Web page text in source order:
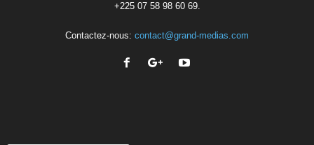
+225 07 58 98 60 69.
Contactez-nous: contact@grand-medias.com